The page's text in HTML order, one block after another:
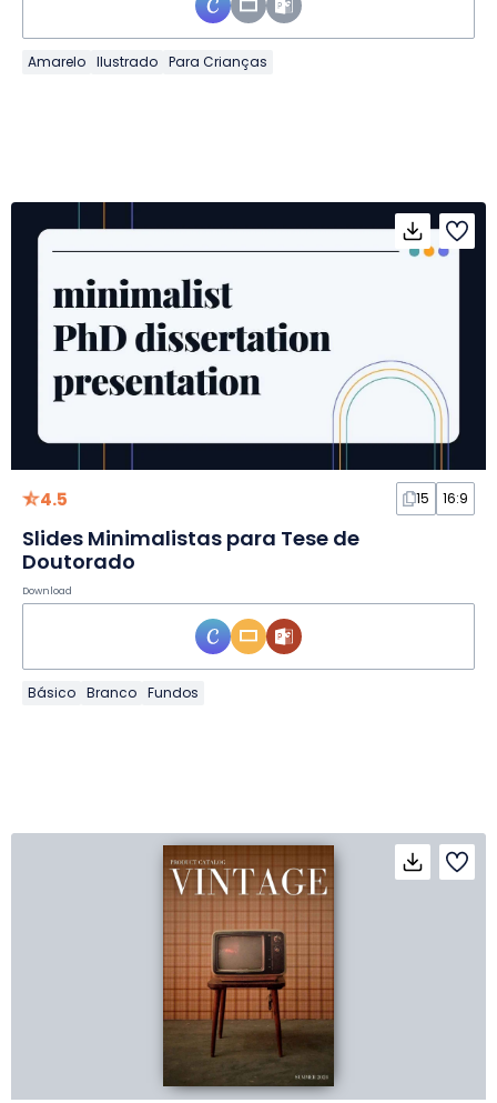
Amarelo Ilustrado Para Crianças
4.5 15 16:9
Slides Minimalistas para Tese de
Doutorado
Download
Básico Branco Fundos